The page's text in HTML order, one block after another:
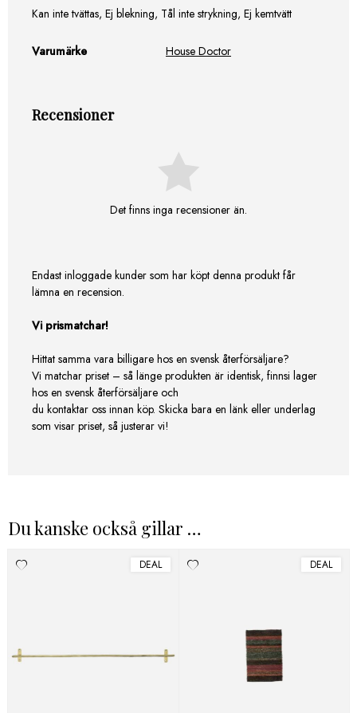
Kan inte tvättas, Ej blekning, Tål inte strykning, Ej kemtvätt
Varumärke House Doctor
Recensioner
Det finns inga recensioner än.
Endast inloggade kunder som har köpt denna produkt får
lämna en recension.
Vi prismatchar!
Hittat samma vara billigare hos en svensk återförsäljare?
Vi matchar priset – så länge produkten är identisk, finnsi lager
hos en svensk återförsäljare och
du kontaktar oss innan köp. Skicka bara en länk eller underlag
som visar priset, så justerar vi!
Du kanske också gillar …
DEAL DEAL